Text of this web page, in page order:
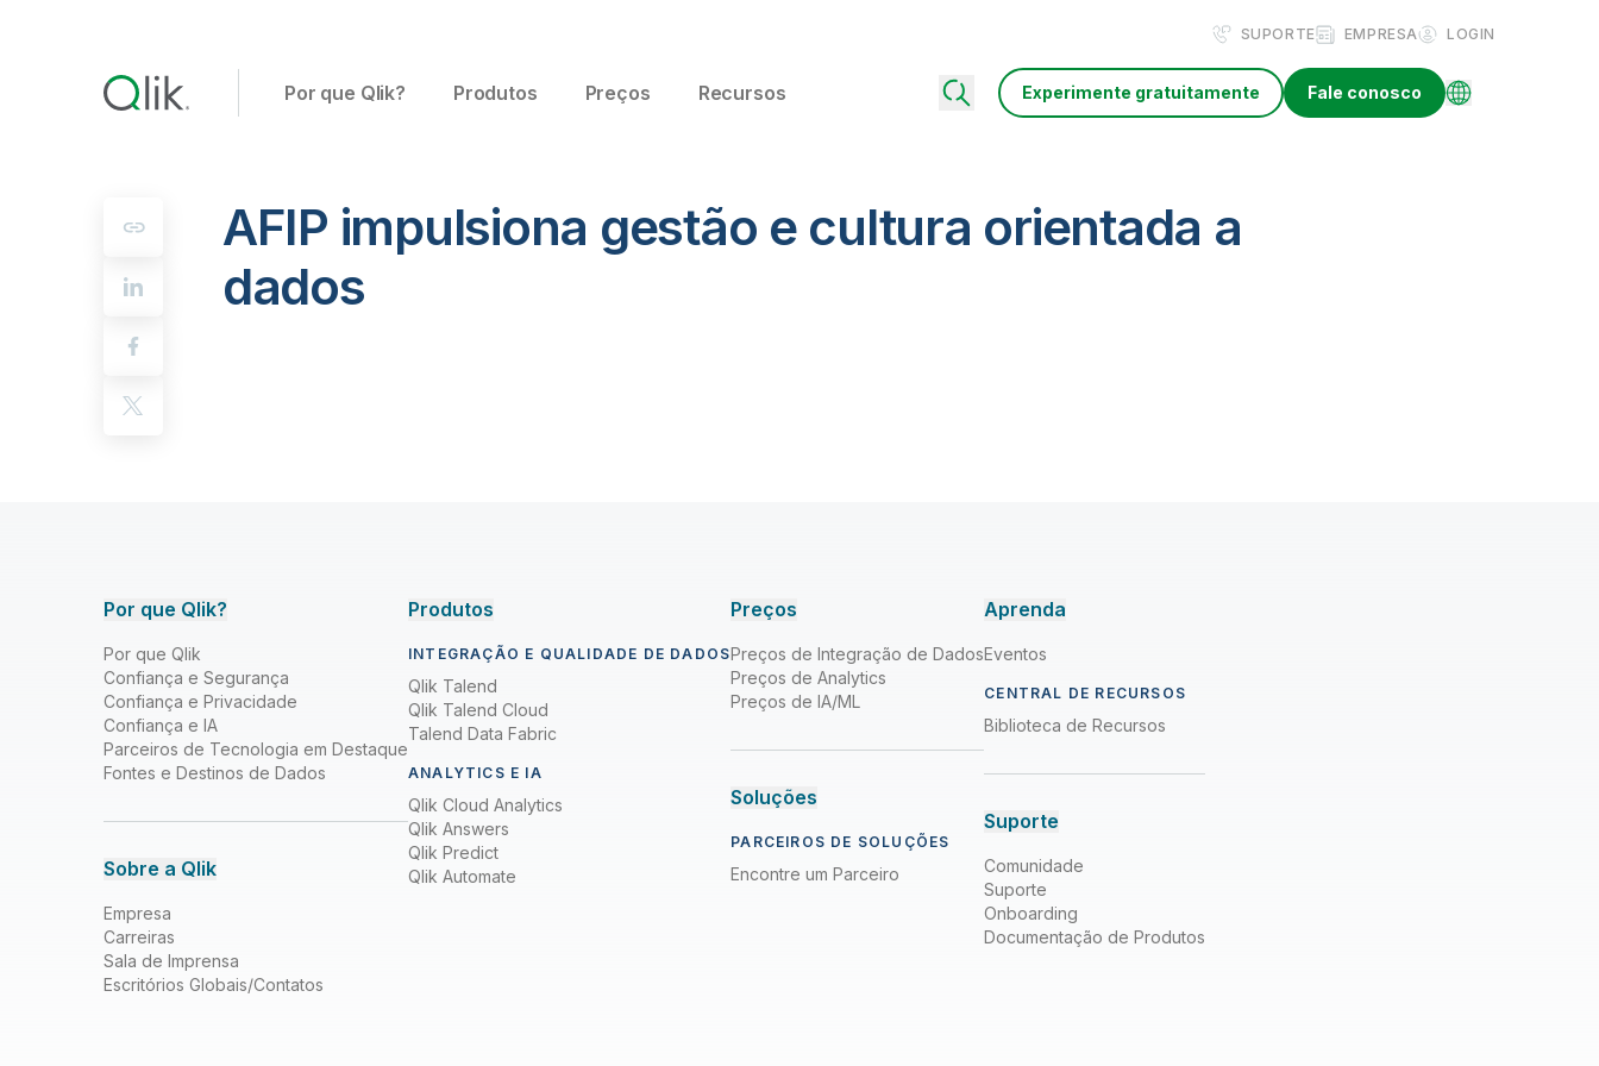
SUPORTE EMPRESA LOGIN
Por que Qlik? Produtos Preços Recursos Experimente gratuitamente Fale conosco
AFIP impulsiona gestão e cultura orientada a
dados
Por que Qlik?
Por que Qlik
Confiança e Segurança
Confiança e Privacidade
Confiança e IA
Parceiros de Tecnologia em Destaque
Fontes e Destinos de Dados
Sobre a Qlik
Empresa
Carreiras
Sala de Imprensa
Escritórios Globais/Contatos
Produtos
INTEGRAÇÃO E QUALIDADE DE DADOS
Qlik Talend
Qlik Talend Cloud
Talend Data Fabric
ANALYTICS E IA
Qlik Cloud Analytics
Qlik Answers
Qlik Predict
Qlik Automate
Preços
Preços de Integração de Dados
Preços de Analytics
Preços de IA/ML
Soluções
PARCEIROS DE SOLUÇÕES
Encontre um Parceiro
Aprenda
Eventos
CENTRAL DE RECURSOS
Biblioteca de Recursos
Suporte
Comunidade
Suporte
Onboarding
Documentação de Produtos